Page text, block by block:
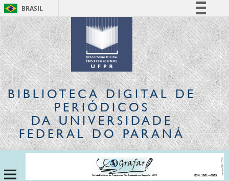
BRASIL
Simplifique!
Comunica BR
Participe
Acesso à informação
Legislação
Canais
BIBLIOTECA DIGITALDE
PERIÓDICOS
DA UNIVERSIDADE
FEDERAL DO PARANÁ